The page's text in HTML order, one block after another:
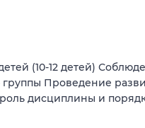
(10-12 детей)
Проведение
дисциплины и